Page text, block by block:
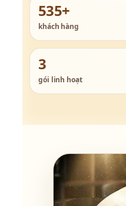
535+
khách hàng
3
gói linh hoạt